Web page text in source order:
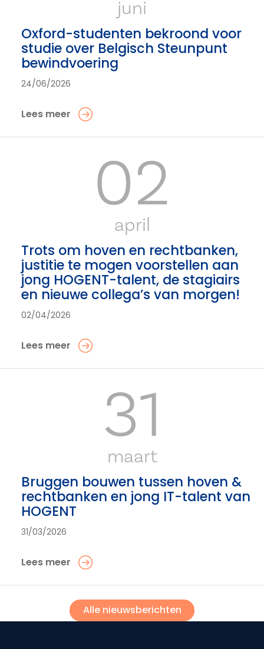
juni
Oxford-studenten bekroond voor
studie over Belgisch Steunpunt
bewindvoering
24/06/2026
Lees meer
02
april
Trots om hoven en rechtbanken,
justitie te mogen voorstellen aan
jong HOGENT-talent, de stagiairs
en nieuwe collega’s van morgen!
02/04/2026
Lees meer
31
maart
Bruggen bouwen tussen hoven &
rechtbanken en jong IT-talent van
HOGENT
31/03/2026
Lees meer
Alle nieuwsberichten